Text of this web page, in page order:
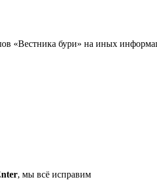
«Вестника бури» на иных
, мы всё исправим